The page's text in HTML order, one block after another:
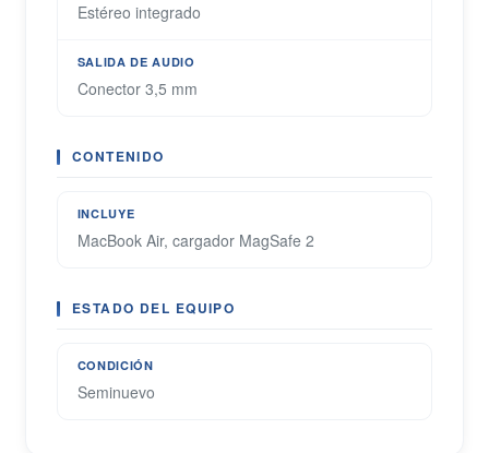
Estéreo integrado
SALIDA DE AUDIO
Conector 3,5 mm
CONTENIDO
INCLUYE
MacBook Air, cargador MagSafe 2
ESTADO DEL EQUIPO
CONDICIÓN
Seminuevo